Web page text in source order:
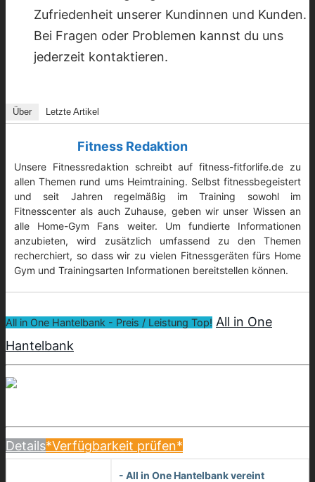
Zufriedenheit unserer Kundinnen und Kunden.
Bei Fragen oder Problemen kannst du uns
jederzeit kontaktieren.
Über Letzte Artikel
Fitness Redaktion
Unsere Fitnessredaktion schreibt auf fitness-fitforlife.de zu
allen Themen rund ums Heimtraining. Selbst fitnessbegeistert
und seit Jahren regelmäßig im Training sowohl im
Fitnesscenter als auch Zuhause, geben wir unser Wissen an
alle Home-Gym Fans weiter. Um fundierte Informationen
anzubieten, wird zusätzlich umfassend zu den Themen
recherchiert, so dass wir zu vielen Fitnessgeräten fürs Home
Gym und Trainingsarten Informationen bereitstellen können.
All in One Hantelbank - Preis / Leistung Top! All in One
Hantelbank
Details*Verfügbarkeit prüfen*
- All in One Hantelbank vereint